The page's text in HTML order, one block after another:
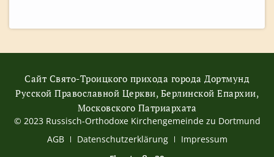
Сайт Свято-Троицкого прихода города Дортмунд
Русской Православной Церкви, Берлинской Епархии,
Московского Патриархата
© 2023 Russisch-Orthodoxe Kirchengemeinde zu Dortmund
АGB
Datenschutzerklärung
Impressum